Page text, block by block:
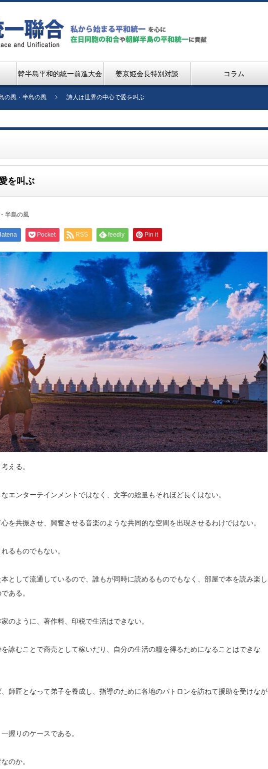
韓半島平和的統一前進大会 姜京姫会長特別対談 コラム
の風・半島の風 詩人は世界の中心で愛を叫ぶ
を叫ぶ
半島の風
Pocket RSS feedly Pin it
える。
エンターテインメントではなく、文字の総量もそれほど長くはない。
を共振させ、興奮させる音楽のような共同的な空間を出現させるわけではない。
るものでもない。
として流通しているので、誰もが同時に読めるものでもなく、部屋で本を読み楽し
ある。
のように、著作料、印税で生活はできない。
詠むことで商売として稼いだり、自分の生活の糧を得るためになることはできな
師匠となって弟子を養成し、指導のために各地のパトロンを訪ねて援助を受けなが
握りのケースである。
のか。